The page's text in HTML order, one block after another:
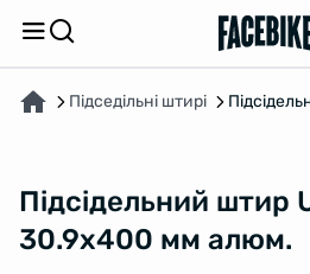
Підседільні штирі
Підсідельний штир
30.9x400 мм алюм.
ПРО ТОВАР ХАРАКТЕРИСТИКИОПИС